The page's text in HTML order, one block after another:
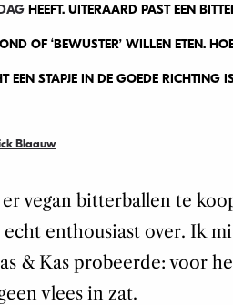
HEEFT. UITERAARD PAST EEN
OF ‘BEWUSTER’ WILLEN ETEN.
EEN STAPJE IN DE GOEDE RICHTING
Blaauw
vegan bitterballen te
enthousiast over. Ik
& Kas probeerde: voor
vlees in zat.